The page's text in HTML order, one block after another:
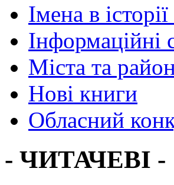
Імена в
Інформаційні
Міста та
Нові книги
Обласний
- ЧИТАЧЕВІ -